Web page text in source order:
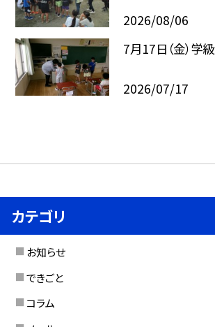
2026/08/06
7月17日（金）学
2026/07/17
カテゴリ
お知らせ
できごと
コラム